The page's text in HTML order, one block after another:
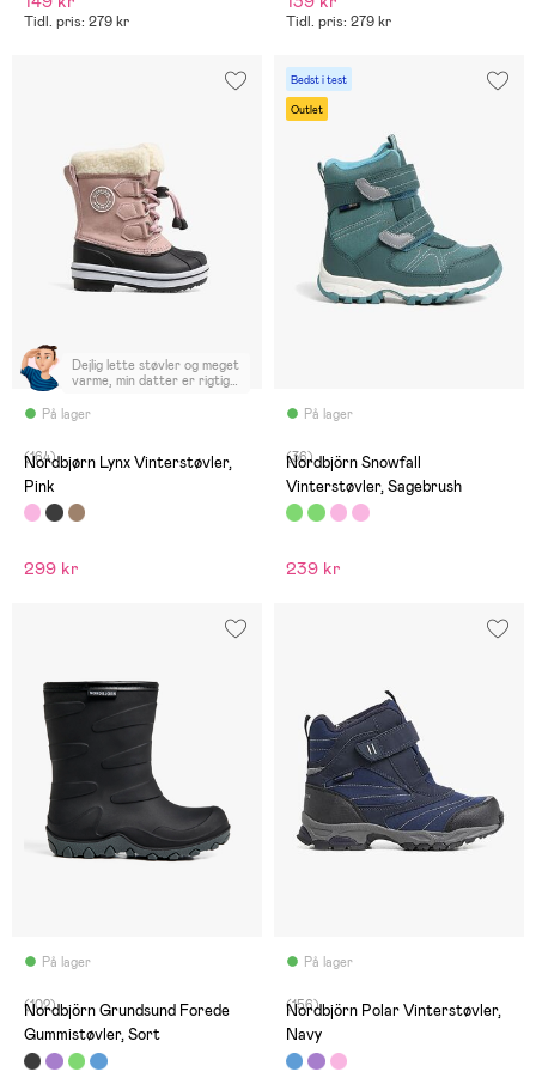
Tidl. pris: 279 kr Tidl. pris: 279 kr
På lager
Dejlig lette støvler og meget
varme, min datter er rigtig
(164)
Nordbjørn Lynx Vinterstøvler,
Pink
299 kr
Bedst i test
Outlet
På lager
(36)
Nordbjörn Snowfall
Vinterstøvler, Sagebrush
239 kr
På lager
(102)
Nordbjörn Grundsund Forede
Gummistøvler, Sort
På lager
(156)
Nordbjörn Polar Vinterstøvler,
Navy